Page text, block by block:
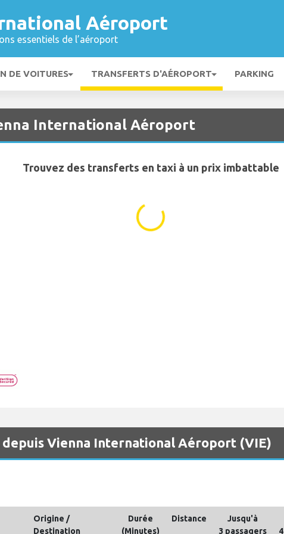
Aéroport
essentiels de l’aéroport
DE VOITURES TRANSFERTS D'AÉROPORT PARKING
International Aéroport
Trouvez des transferts en taxi à un prix imbattable
Vienna International Aéroport (VIE)
Origine /
Destination
Durée
(Minutes)
Distance
Jusqu'à
3 passagers